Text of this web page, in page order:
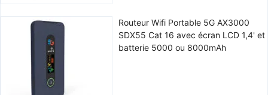
Routeur Wifi Portable 5G AX3000
SDX55 Cat 16 avec écran LCD 1,4' et
batterie 5000 ou 8000mAh